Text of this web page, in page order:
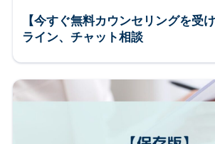
【今すぐ無料カウンセリングを受
ライン、チャット相談